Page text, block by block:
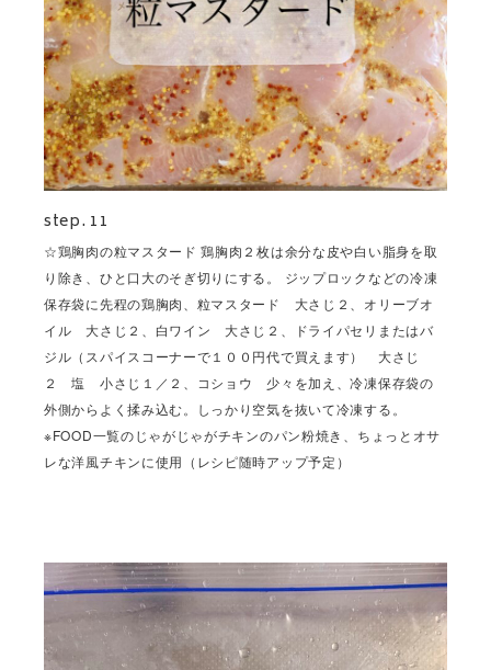
step. 11
☆鶏胸肉の粒マスタード 鶏胸肉２枚は余分な皮や白い脂身を取
り除き、ひと口大のそぎ切りにする。 ジップロックなどの冷凍
保存袋に先程の鶏胸肉、粒マスタード 大さじ２、オリーブオ
イル 大さじ２、白ワイン 大さじ２、ドライパセリまたはバ
ジル（スパイスコーナーで１００円代で買えます） 大さじ
２ 塩 小さじ１／２、コショウ 少々を加え、冷凍保存袋の
外側からよく揉み込む。しっかり空気を抜いて冷凍する。
※FOOD一覧のじゃがじゃがチキンのパン粉焼き、ちょっとオサ
レな洋風チキンに使用（レシピ随時アップ予定）